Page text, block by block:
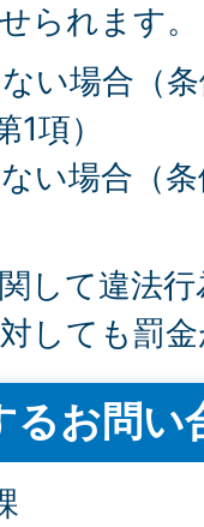
られます。
い場合（
項）
い場合（
して違法
しても罰
るお問い